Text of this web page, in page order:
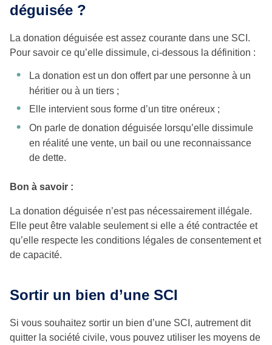
déguisée ?
La donation déguisée est assez courante dans une SCI.
Pour savoir ce qu’elle dissimule, ci-dessous la définition :
La donation est un don offert par une personne à un
héritier ou à un tiers ;
Elle intervient sous forme d’un titre onéreux ;
On parle de donation déguisée lorsqu’elle dissimule
en réalité une vente, un bail ou une reconnaissance
de dette.
Bon à savoir :
La donation déguisée n’est pas nécessairement illégale.
Elle peut être valable seulement si elle a été contractée et
qu’elle respecte les conditions légales de consentement et
de capacité.
Sortir un bien d’une SCI
Si vous souhaitez sortir un bien d’une SCI, autrement dit
quitter la société civile, vous pouvez utiliser les moyens de